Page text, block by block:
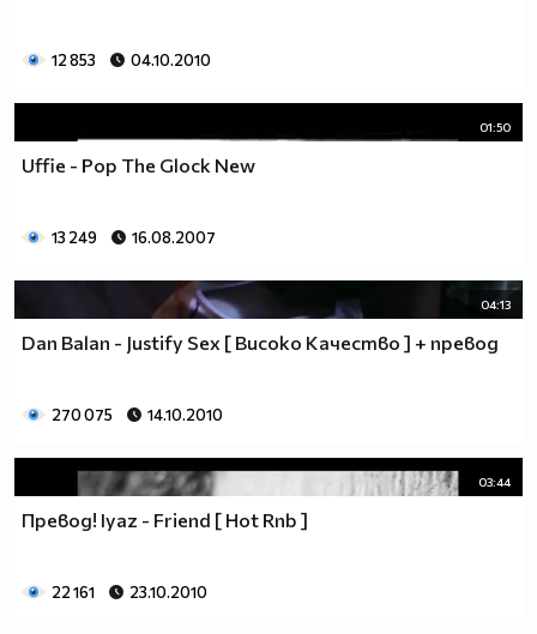
12 853 04.10.2010
01:50
Uffie - Pop The Glock New
13 249 16.08.2007
04:13
Dan Balan - Justify Sex [ Високо Качество ] + превод
270 075 14.10.2010
03:44
Превод! Iyaz - Friend [ Hot Rnb ]
22 161 23.10.2010